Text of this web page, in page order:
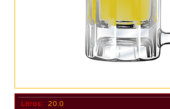
Litros:
20.0